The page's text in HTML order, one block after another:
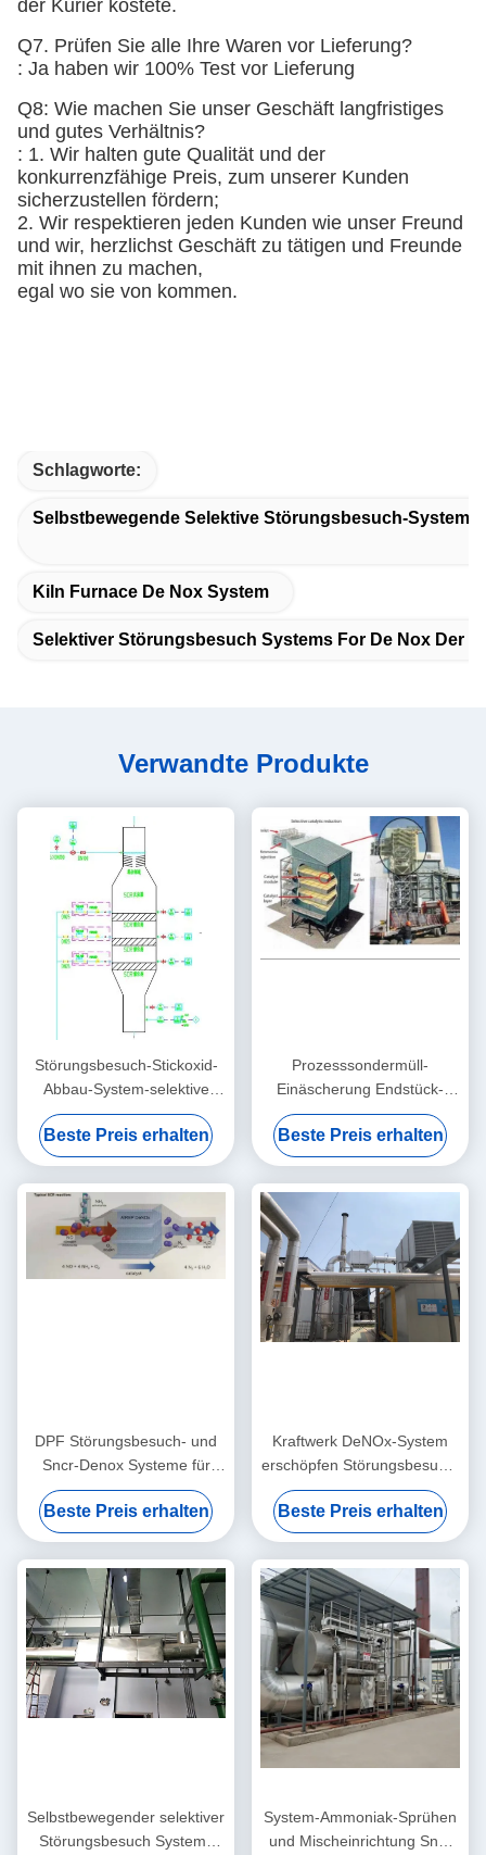
der Kurier kostete.
Q7. Prüfen Sie alle Ihre Waren vor Lieferung?
: Ja haben wir 100% Test vor Lieferung
Q8: Wie machen Sie unser Geschäft langfristiges
und gutes Verhältnis?
: 1. Wir halten gute Qualität und der
konkurrenzfähige Preis, zum unserer Kunden
sicherzustellen fördern;
2. Wir respektieren jeden Kunden wie unser Freund
und wir, herzlichst Geschäft zu tätigen und Freunde
mit ihnen zu machen,
egal wo sie von kommen.
Schlagworte:
Selbstbewegende Selektive Störungsbesuch-
Kiln Furnace De Nox System
Selektiver Störungsbesuch Systems For De Nox Der
Verwandte Produkte
Störungsbesuch-Stickoxid-
Abbau-System-selektive
katalytische Reduktion von
Nox
Beste Preis erhalten
Prozesssondermüll-
Einäscherung Endstück-
Gas-Behandlungs-Einheits-
Katalysator Tgtu
Beste Preis erhalten
DPF Störungsbesuch- und
Sncr-Denox Systeme für
Kraftwerk-örtlich
festgelegten
Verbrennungsmotor CHP
CCHP
Beste Preis erhalten
Kraftwerk DeNOx-System
erschöpfen Störungsbesuch-
Abfall-Rauchgas-
Entschwefelungs-bestimmte
Reduzierung
Beste Preis erhalten
Selbstbewegender selektiver
Störungsbesuch Systems
System-Ammoniak-Sprühen
und Mischeinrichtung Sncr